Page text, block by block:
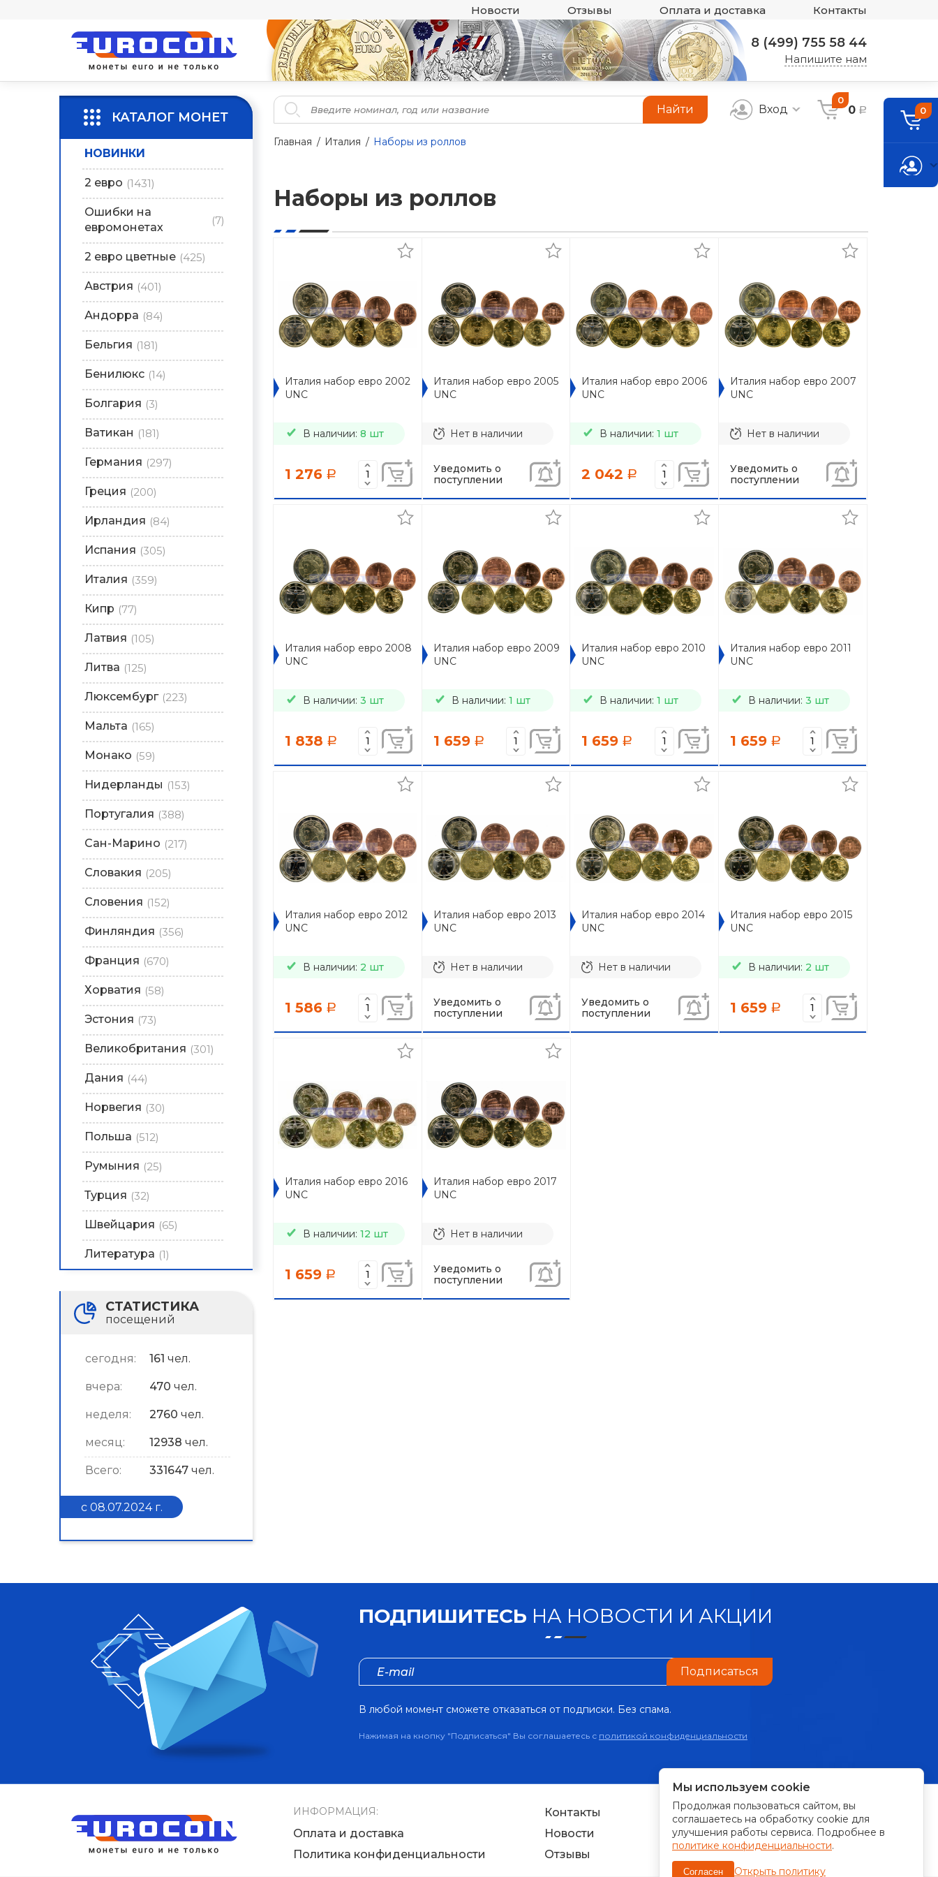
Новости Отзывы Оплата и доставка Контакты
8 (499) 755 58 44
Напишите нам
КАТАЛОГ МОНЕТ
НОВИНКИ
2 евро (1431)
Ошибки на
евромонетах
(7)
2 евро цветные (425)
Австрия (401)
Андорра (84)
Бельгия (181)
Бенилюкс (14)
Болгария (3)
Ватикан (181)
Германия (297)
Греция (200)
Ирландия (84)
Испания (305)
Италия (359)
Кипр (77)
Латвия (105)
Литва (125)
Люксембург (223)
Мальта (165)
Монако (59)
Нидерланды (153)
Португалия (388)
Сан-Марино (217)
Словакия (205)
Словения (152)
Финляндия (356)
Франция (670)
Хорватия (58)
Эстония (73)
Великобритания (301)
Дания (44)
Норвегия (30)
Польша (512)
Румыния (25)
Турция (32)
Швейцария (65)
Литература (1)
СТАТИСТИКА
посещений
сегодня: 161 чел.
вчера: 470 чел.
неделя: 2760 чел.
месяц: 12938 чел.
Всего: 331647 чел.
с 08.07.2024 г.
Найти Вход
0
0 a
Главная Италия Наборы из роллов
Наборы из роллов
Италия набор евро 2002
UNC
В наличии: 8 шт
1 276 a
Италия набор евро 2005
UNC
Нет в наличии
Уведомить о
поступлении
Италия набор евро 2006
UNC
В наличии: 1 шт
2 042 a
Италия набор евро 2007
UNC
Нет в наличии
Уведомить о
поступлении
Италия набор евро 2008
UNC
В наличии: 3 шт
1 838 a
Италия набор евро 2009
UNC
В наличии: 1 шт
1 659 a
Италия набор евро 2010
UNC
В наличии: 1 шт
1 659 a
Италия набор евро 2011
UNC
В наличии: 3 шт
1 659 a
Италия набор евро 2012
UNC
В наличии: 2 шт
1 586 a
Италия набор евро 2013
UNC
Нет в наличии
Уведомить о
поступлении
Италия набор евро 2014
UNC
Нет в наличии
Уведомить о
поступлении
Италия набор евро 2015
UNC
В наличии: 2 шт
1 659 a
Италия набор евро 2016
UNC
В наличии: 12 шт
1 659 a
Италия набор евро 2017
UNC
Нет в наличии
Уведомить о
поступлении
ПОДПИШИТЕСЬ НА НОВОСТИ И АКЦИИ
Подписаться
В любой момент сможете отказаться от подписки. Без спама.
Нажимая на кнопку "Подписаться" Вы соглашаетесь с политикой конфиденциальности
ИНФОРМАЦИЯ:
Контакты
Оплата и доставка
Новости
Политика конфиденциальности
Отзывы
ПРИНИМАЕМ К ОПЛАТЕ:
0
Мы используем cookie
Продолжая пользоваться сайтом, вы
соглашаетесь на обработку cookie для
улучшения работы сервиса. Подробнее в
политике конфиденциальности.
Согласен Открыть политику